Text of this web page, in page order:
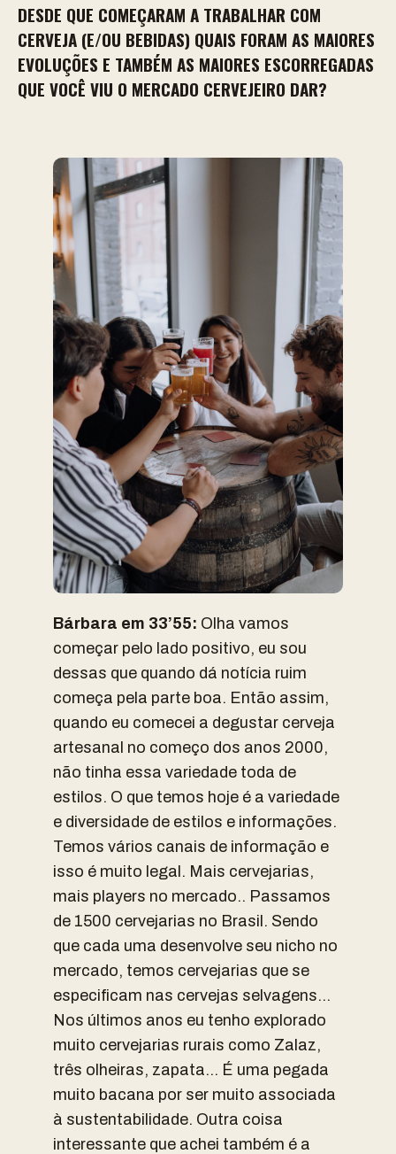
DESDE QUE COMEÇARAM A TRABALHAR COM
CERVEJA (E/OU BEBIDAS) QUAIS FORAM AS MAIORES
EVOLUÇÕES E TAMBÉM AS MAIORES ESCORREGADAS
QUE VOCÊ VIU O MERCADO CERVEJEIRO DAR?
Bárbara em 33’55: Olha vamos
começar pelo lado positivo, eu sou
dessas que quando dá notícia ruim
começa pela parte boa. Então assim,
quando eu comecei a degustar cerveja
artesanal no começo dos anos 2000,
não tinha essa variedade toda de
estilos. O que temos hoje é a variedade
e diversidade de estilos e informações.
Temos vários canais de informação e
isso é muito legal. Mais cervejarias,
mais players no mercado.. Passamos
de 1500 cervejarias no Brasil. Sendo
que cada uma desenvolve seu nicho no
mercado, temos cervejarias que se
especificam nas cervejas selvagens…
Nos últimos anos eu tenho explorado
muito cervejarias rurais como Zalaz,
três olheiras, zapata… É uma pegada
muito bacana por ser muito associada
à sustentabilidade. Outra coisa
interessante que achei também é a